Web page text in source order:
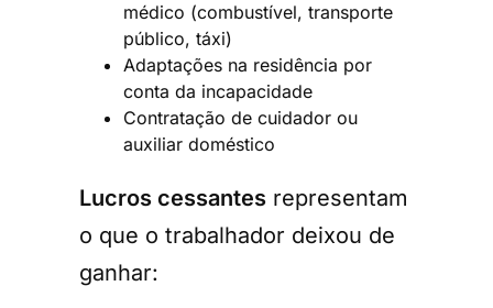
médico (combustível, transporte
público, táxi)
Adaptações na residência por
conta da incapacidade
Contratação de cuidador ou
auxiliar doméstico
Lucros cessantes representam
o que o trabalhador deixou de
ganhar: